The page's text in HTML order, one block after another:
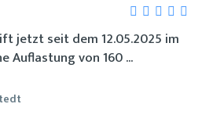
jetzt seit dem 12.05.2025 im
Auflastung von 160 ...